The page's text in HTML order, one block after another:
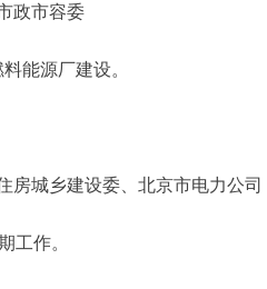
政市容委
能源厂建设。
城乡建设委、北京市电力公司
工作。